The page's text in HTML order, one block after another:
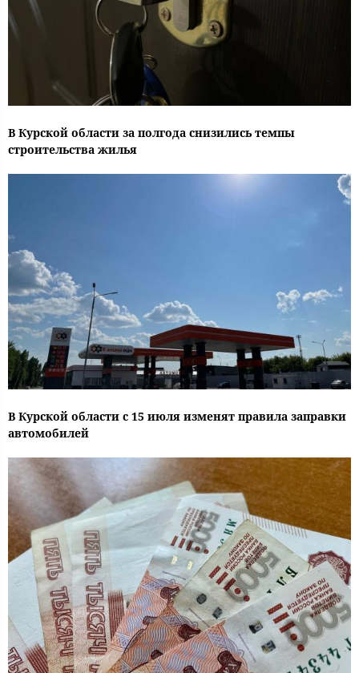
В Курской области за полгода снизились темпы
строительства жилья
В Курской области с 15 июля изменят правила заправки
автомобилей